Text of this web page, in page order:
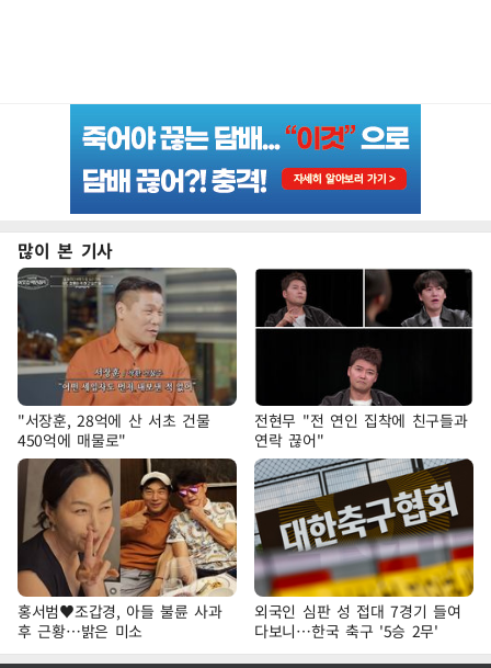
많이 본 기사
"서장훈, 28억에 산 서초 건물
450억에 매물로"
전현무 "전 연인 집착에 친구들과
연락 끊어"
홍서범♥조갑경, 아들 불륜 사과
후 근황…밝은 미소
외국인 심판 성 접대 7경기 들여
다보니…한국 축구 '5승 2무'